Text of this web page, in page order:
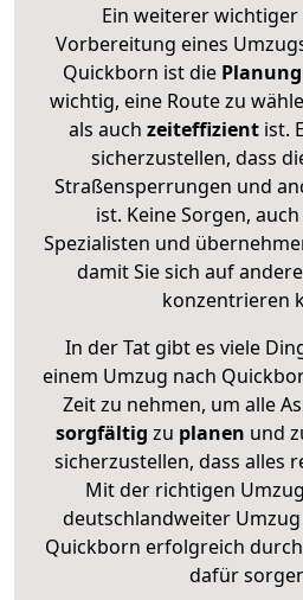
Ein weiterer
Vorbereitung eines
Quickborn ist die
wichtig, eine Route zu
als auch zeiteffizientist.
sicherzustellen, dass
Straßensperrungen und
ist. Keine Sorgen,
Spezialisten und
damit Sie sich auf
konzentrieren
In der Tat gibt es viele
einem Umzug nach
Zeit zu nehmen, um alle
sorgfältig zu planen und
sicherzustellen, dass alles
Mit der richtigen
deutschlandweiter
Quickborn erfolgreich
dafür